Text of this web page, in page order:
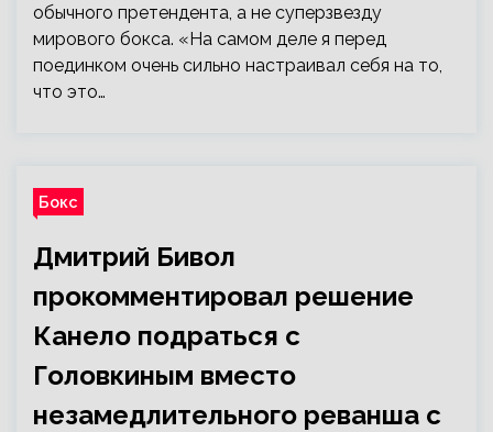
обычного претендента, а не суперзвезду
мирового бокса. «На самом деле я перед
поединком очень сильно настраивал себя на то,
что это…
Бокс
Дмитрий Бивол
прокомментировал решение
Канело подраться с
Головкиным вместо
незамедлительного реванша с